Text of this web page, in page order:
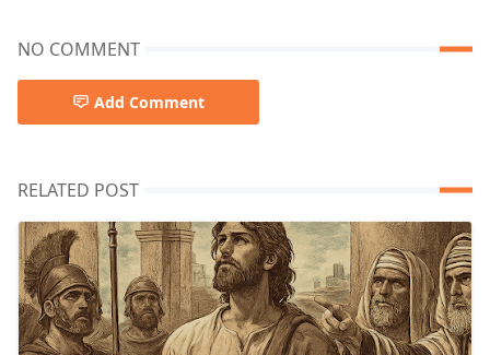
NO COMMENT
Add Comment
RELATED POST